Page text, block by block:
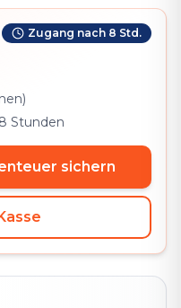
Zugang nach 8 Std.
Stunden
sichern